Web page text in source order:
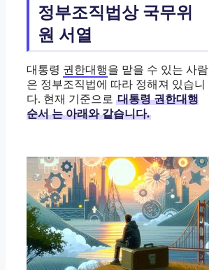
정부조직법상 국무위
원 서열
대통령 권한대행을 맡을 수 있는 사람
은 정부조직법에 따라 정해져 있습니
다. 현재 기준으로 대통령 권한대행
순서 는 아래와 같습니다.